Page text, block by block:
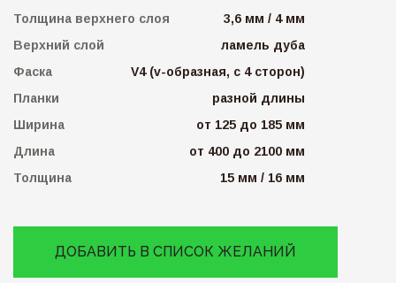
Толщина верхнего слоя
3,6 мм / 4 мм
Верхний слой
ламель дуба
Фаска
V4 (v-образная, с 4 сторон)
Планки
разной длины
Ширина
от 125 до 185 мм
Длина
от 400 до 2100 мм
Толщина
15 мм / 16 мм
ДОБАВИТЬ В СПИСОК ЖЕЛАНИЙ